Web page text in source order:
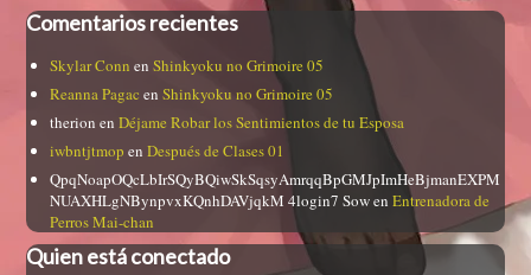
Comentarios recientes
Skylar Conn enShinkyoku no Grimoire 05
Reanna Pagac enShinkyoku no Grimoire 05
therion enDéjame Robar los Sentimientos de tu Esposa
iwbntjtmop enDespués de Clases 01
QpqNoapOQcLbIrSQyBQiwSkSqsyAmrqqBpGMJpImHeBjmanEXPM
NUAXHLgNBynpvxKQnhDAVjqkM 4login7 SowenEntrenadora de
Perros Mai-chan
Quien está conectado